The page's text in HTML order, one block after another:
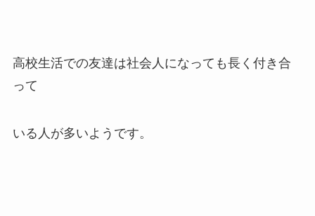
高校生活での友達は社会人になっても長く付き合
って
いる人が多いようです。